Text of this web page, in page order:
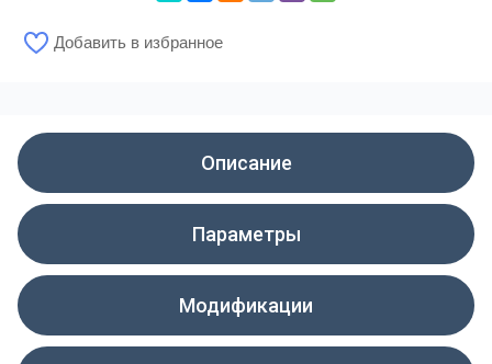
Добавить в избранное
Описание
Параметры
Модификации